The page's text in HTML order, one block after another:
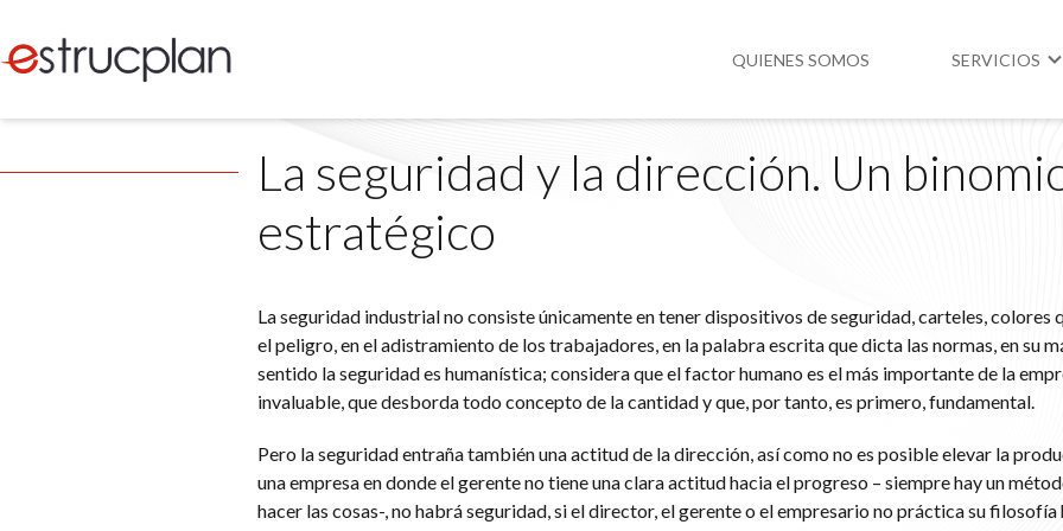
QUIENES SOMOS SERVICIOS
Higiene y
La seguridad y la dirección. Un
estratégico
La seguridad industrial no consiste únicamente en tener dispositivos de seguridad, carteles, colores
el peligro, en el adistramiento de los trabajadores, en la palabra escrita que dicta las normas, en su
sentido la seguridad es humanística; considera que el factor humano es el más importante de la
invaluable, que desborda todo concepto de la cantidad y que, por tanto, es primero, fundamental.
Pero la seguridad entraña también una actitud de la dirección, así como no es posible elevar la
una empresa en donde el gerente no tiene una clara actitud hacia el progreso – siempre hay un
hacer las cosas-, no habrá seguridad, si el director, el gerente o el empresario no práctica su filosofía